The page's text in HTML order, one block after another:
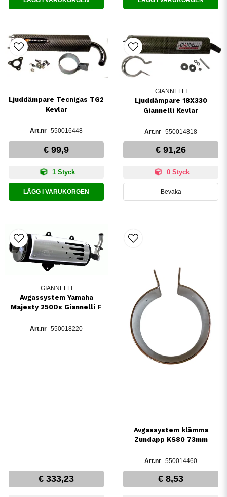
Ljuddämpare Tecnigas TG2
Kevlar
550016448
€ 99,9
1 Styck
LÄGG I VARUKORGEN
GIANNELLI
Ljuddämpare 18X330
Giannelli Kevlar
550014818
€ 91,26
0 Styck
Bevaka
GIANNELLI
Avgassystem Yamaha
Majesty 250Dx Giannelli F
550018220
€ 333,23
Avgassystem klämma
Zundapp KS80 73mm
550014460
€ 8,53